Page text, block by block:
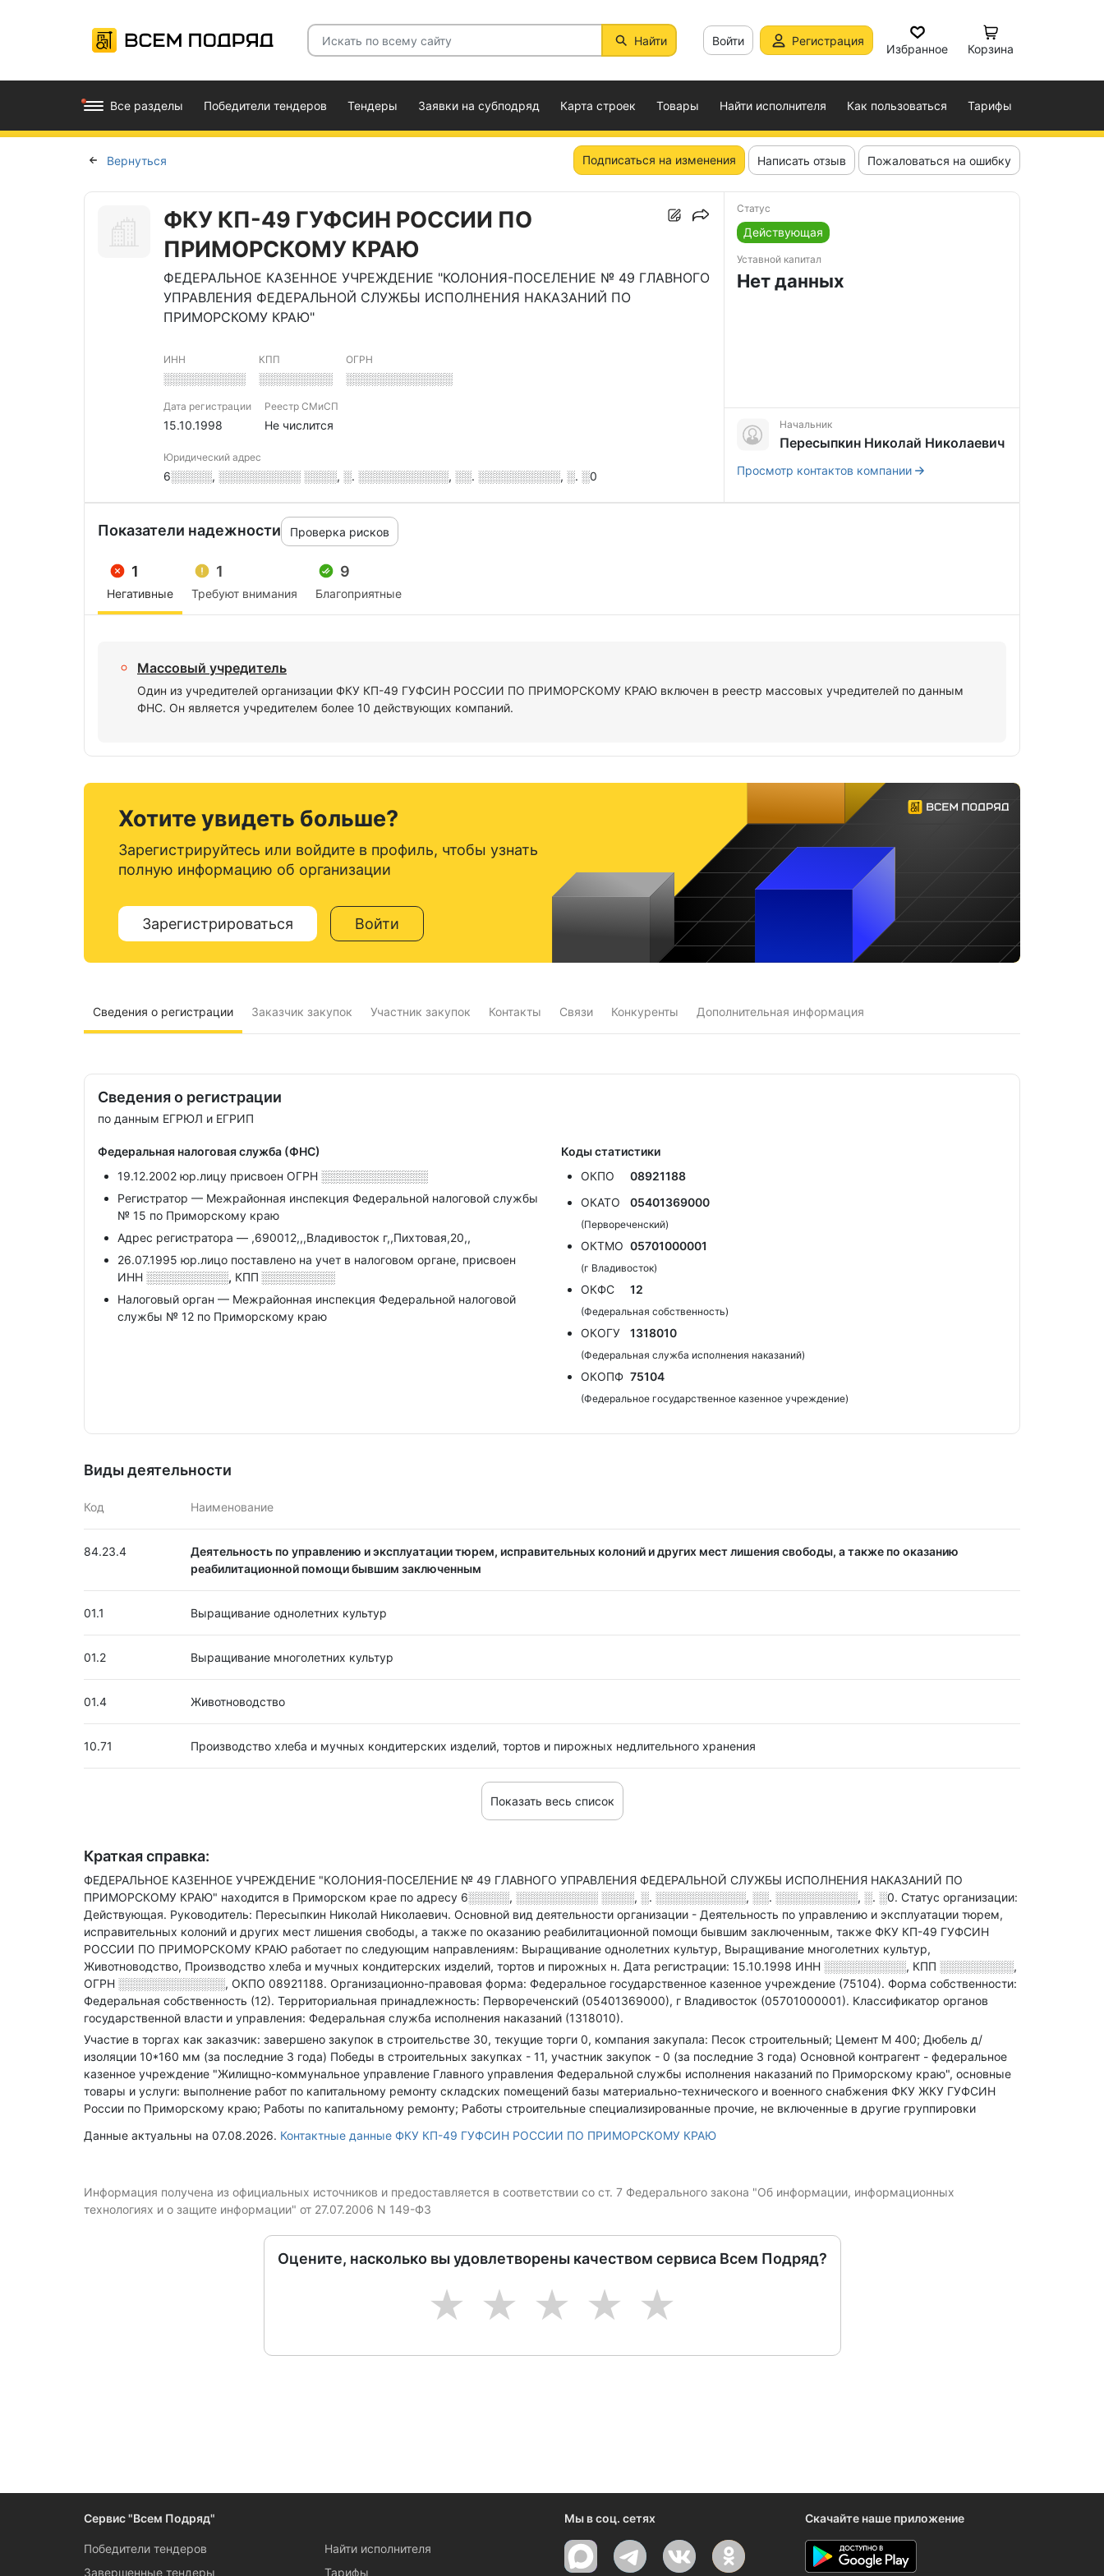
Найти Войти Регистрация
Избранное Корзина
Все разделы Победители тендеров Тендеры Заявки на субподряд Карта строек Товары Найти исполнителя Как пользоваться Тарифы
Вернуться Подписаться на изменения Написать отзыв Пожаловаться на ошибку
ФКУ КП-49 ГУФСИН РОССИИ ПО
ПРИМОРСКОМУ КРАЮ
ФЕДЕРАЛЬНОЕ КАЗЕННОЕ УЧРЕЖДЕНИЕ "КОЛОНИЯ-ПОСЕЛЕНИЕ № 49 ГЛАВНОГО
УПРАВЛЕНИЯ ФЕДЕРАЛЬНОЙ СЛУЖБЫ ИСПОЛНЕНИЯ НАКАЗАНИЙ ПО
ПРИМОРСКОМУ КРАЮ"
ИНН
░░░░░░░░░░
КПП
░░░░░░░░░
ОГРН
░░░░░░░░░░░░░
Дата регистрации
15.10.1998
Реестр СМиСП
Не числится
Юридический адрес
6░░░░░, ░░░░░░░░░░ ░░░░, ░. ░░░░░░░░░░░, ░░. ░░░░░░░░░░, ░. ░0
Статус
Действующая
Уставной капитал
Нет данных
Начальник
Пересыпкин Николай Николаевич
Просмотр контактов компании
Показатели надежности Проверка рисков
1
Негативные
1
Требуют внимания
9
Благоприятные
Массовый учредитель
Один из учредителей организации ФКУ КП-49 ГУФСИН РОССИИ ПО ПРИМОРСКОМУ КРАЮ включен в реестр массовых учредителей по данным
ФНС. Он является учредителем более 10 действующих компаний.
Хотите увидеть больше?
Зарегистрируйтесь или войдите в профиль, чтобы узнать
полную информацию об организации
Зарегистрироваться Войти
Сведения о регистрации Заказчик закупок Участник закупок Контакты Связи Конкуренты Дополнительная информация
Сведения о регистрации
по данным ЕГРЮЛ и ЕГРИП
Федеральная налоговая служба (ФНС)
19.12.2002 юр.лицу присвоен ОГРН ░░░░░░░░░░░░░
Регистратор — Межрайонная инспекция Федеральной налоговой службы
№ 15 по Приморскому краю
Адрес регистратора — ,690012,,,Владивосток г,,Пихтовая,20,,
26.07.1995 юр.лицо поставлено на учет в налоговом органе, присвоен
ИНН ░░░░░░░░░░, КПП ░░░░░░░░░
Налоговый орган — Межрайонная инспекция Федеральной налоговой
службы № 12 по Приморскому краю
Коды статистики
ОКПО
08921188
ОКАТО
05401369000
(Первореченский)
ОКТМО 05701000001
(г Владивосток)
ОКФС 12
(Федеральная собственность)
ОКОГУ 1318010
(Федеральная служба исполнения наказаний)
ОКОПФ 75104
(Федеральное государственное казенное учреждение)
Виды деятельности
Код Наименование
84.23.4
Деятельность по управлению и эксплуатации тюрем, исправительных колоний и других мест лишения свободы, а также по оказанию
реабилитационной помощи бывшим заключенным
01.1 Выращивание однолетних культур
01.2 Выращивание многолетних культур
01.4 Животноводство
10.71 Производство хлеба и мучных кондитерских изделий, тортов и пирожных недлительного хранения
Показать весь список
Краткая справка:
ФЕДЕРАЛЬНОЕ КАЗЕННОЕ УЧРЕЖДЕНИЕ "КОЛОНИЯ-ПОСЕЛЕНИЕ № 49 ГЛАВНОГО УПРАВЛЕНИЯ ФЕДЕРАЛЬНОЙ СЛУЖБЫ ИСПОЛНЕНИЯ НАКАЗАНИЙ ПО
ПРИМОРСКОМУ КРАЮ" находится в Приморском крае по адресу 6░░░░░, ░░░░░░░░░░ ░░░░, ░. ░░░░░░░░░░░, ░░. ░░░░░░░░░░, ░. ░0. Статус организации:
Действующая. Руководитель: Пересыпкин Николай Николаевич. Основной вид деятельности организации - Деятельность по управлению и эксплуатации тюрем,
исправительных колоний и других мест лишения свободы, а также по оказанию реабилитационной помощи бывшим заключенным, также ФКУ КП-49 ГУФСИН
РОССИИ ПО ПРИМОРСКОМУ КРАЮ работает по следующим направлениям: Выращивание однолетних культур, Выращивание многолетних культур,
Животноводство, Производство хлеба и мучных кондитерских изделий, тортов и пирожных н. Дата регистрации: 15.10.1998 ИНН ░░░░░░░░░░, КПП ░░░░░░░░░,
ОГРН ░░░░░░░░░░░░░, ОКПО 08921188. Организационно-правовая форма: Федеральное государственное казенное учреждение (75104). Форма собственности:
Федеральная собственность (12). Территориальная принадлежность: Первореченский (05401369000), г Владивосток (05701000001). Классификатор органов
государственной власти и управления: Федеральная служба исполнения наказаний (1318010).
Участие в торгах как заказчик: завершено закупок в строительстве 30, текущие торги 0, компания закупала: Песок строительный; Цемент М 400; Дюбель д/
изоляции 10*160 мм (за последние 3 года) Победы в строительных закупках - 11, участник закупок - 0 (за последние 3 года) Основной контрагент - федеральное
казенное учреждение "Жилищно-коммунальное управление Главного управления Федеральной службы исполнения наказаний по Приморскому краю", основные
товары и услуги: выполнение работ по капитальному ремонту складских помещений базы материально-технического и военного снабжения ФКУ ЖКУ ГУФСИН
России по Приморскому краю; Работы по капитальному ремонту; Работы строительные специализированные прочие, не включенные в другие группировки
Данные актуальны на 07.08.2026. Контактные данные ФКУ КП-49 ГУФСИН РОССИИ ПО ПРИМОРСКОМУ КРАЮ
Информация получена из официальных источников и предоставляется в соответствии со ст. 7 Федерального закона "Об информации, информационных
технологиях и о защите информации" от 27.07.2006 N 149-ФЗ
Оцените, насколько вы удовлетворены качеством сервиса Всем Подряд?
5
4
3
2
1
Сервис "Всем Подряд"
Победители тендеров
Завершенные тендеры
Найти исполнителя
Тарифы
Мы в соц. сетях Скачайте наше приложение